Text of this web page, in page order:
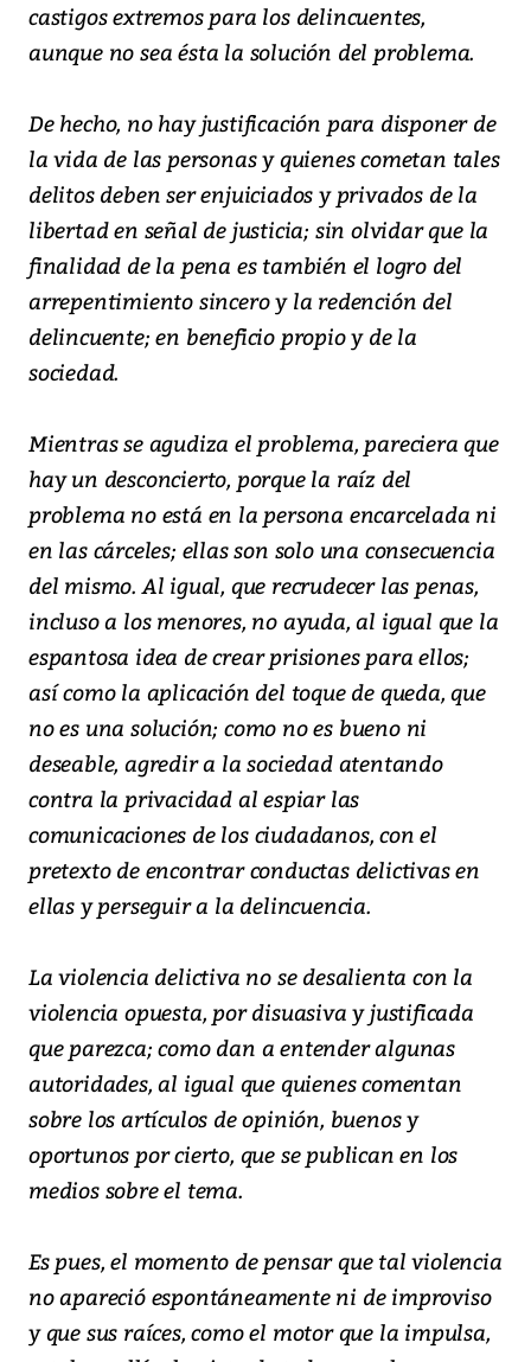
castigos extremos para los delincuentes,
aunque no sea ésta la solución del problema.
De hecho, no hay justificación para disponer de
la vida de las personas y quienes cometan tales
delitos deben ser enjuiciados y privados de la
libertad en señal de justicia; sin olvidar que la
finalidad de la pena es también el logro del
arrepentimiento sincero y la redención del
delincuente; en beneficio propio y de la
sociedad.
Mientras se agudiza el problema, pareciera que
hay un desconcierto, porque la raíz del
problema no está en la persona encarcelada ni
en las cárceles; ellas son solo una consecuencia
del mismo. Al igual, que recrudecer las penas,
incluso a los menores, no ayuda, al igual que la
espantosa idea de crear prisiones para ellos;
así como la aplicación del toque de queda, que
no es una solución; como no es bueno ni
deseable, agredir a la sociedad atentando
contra la privacidad al espiar las
comunicaciones de los ciudadanos, con el
pretexto de encontrar conductas delictivas en
ellas y perseguir a la delincuencia.
La violencia delictiva no se desalienta con la
violencia opuesta, por disuasiva y justificada
que parezca; como dan a entender algunas
autoridades, al igual que quienes comentan
sobre los artículos de opinión, buenos y
oportunos por cierto, que se publican en los
medios sobre el tema.
Es pues, el momento de pensar que tal violencia
no apareció espontáneamente ni de improviso
y que sus raíces, como el motor que la impulsa,